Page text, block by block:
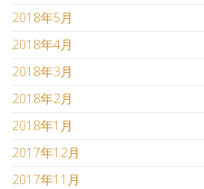
2018年5月
2018年4月
2018年3月
2018年2月
2018年1月
2017年12月
2017年11月